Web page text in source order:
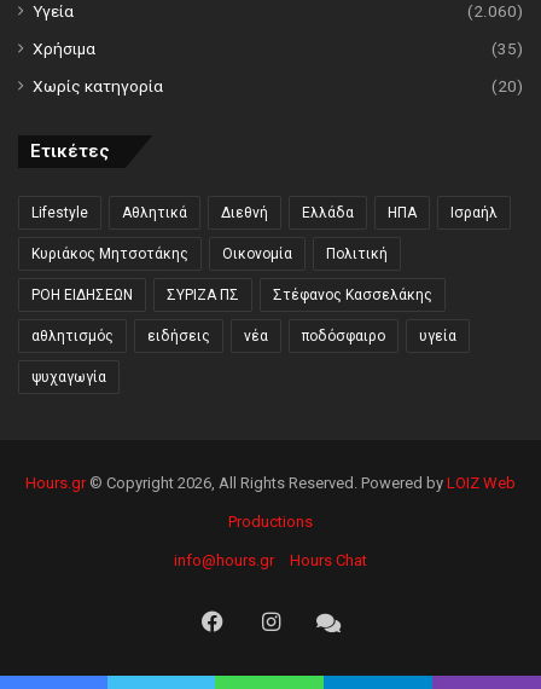
Υγεία
(2.060)
Χρήσιμα
(35)
Χωρίς κατηγορία
(20)
Ετικέτες
Lifestyle Αθλητικά Διεθνή Ελλάδα ΗΠΑ Ισραήλ
Κυριάκος Μητσοτάκης Οικονομία Πολιτική
ΡΟΗ ΕΙΔΗΣΕΩΝ ΣΥΡΙΖΑ ΠΣ Στέφανος Κασσελάκης
αθλητισμός ειδήσεις νέα ποδόσφαιρο υγεία
ψυχαγωγία
Hours.gr© Copyright 2026, All Rights Reserved. Powered by LOIZ Web
Productions
info@hours.gr Hours Chat
FacebookInstagramHours
Chat